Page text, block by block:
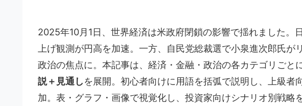
2025年10月1日、世界経済は米政府閉鎖の影響で揺れました。
上げ観測が円高を加速。一方、自民党総裁選で小泉進次郎氏が
政治の焦点に。本記事は、経済・金融・政治の各カテゴリごと
説＋見通しを展開。初心者向けに用語を括弧で説明し、上級者
加。表・グラフ・画像で視覚化し、投資家向けシナリオ別戦略